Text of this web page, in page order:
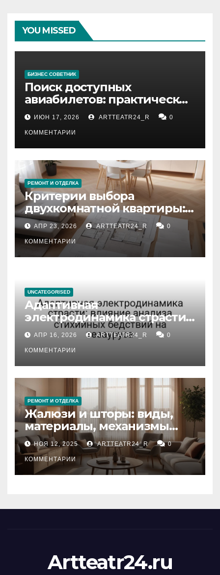
YOU MISSED
БИЗНЕС СОВЕТНИК
Поиск доступных
авиабилетов: практические
рекомендации
ИЮН 17, 2026 ARTTEATR24_R 0
КОММЕНТАРИИ
РЕМОНТ И ОТДЕЛКА
Критерии выбора
двухкомнатной квартиры:
планировка, площадь,
состояние и документация
АПР 23, 2026 ARTTEATR24_R 0
КОММЕНТАРИИ
UNCATEGORISED
Адаптивная
электродинамика страсти:
влияние анализа
стихийных бедствий на
тезауруса
АПР 16, 2026 ARTTEATR24_R 0
КОММЕНТАРИИ
РЕМОНТ И ОТДЕЛКА
Жалюзи и шторы: виды,
материалы, механизмы
управления и уход
НОЯ 12, 2025 ARTTEATR24_R 0
КОММЕНТАРИИ
Artteatr24.ru